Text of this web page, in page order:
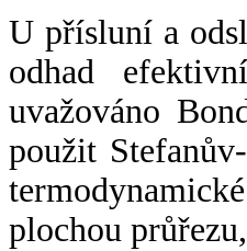
U přísluní a
odhad
uvažováno
použit
plochou